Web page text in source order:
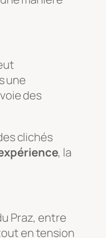
une
des
clichés
, la
Praz, entre
en tension